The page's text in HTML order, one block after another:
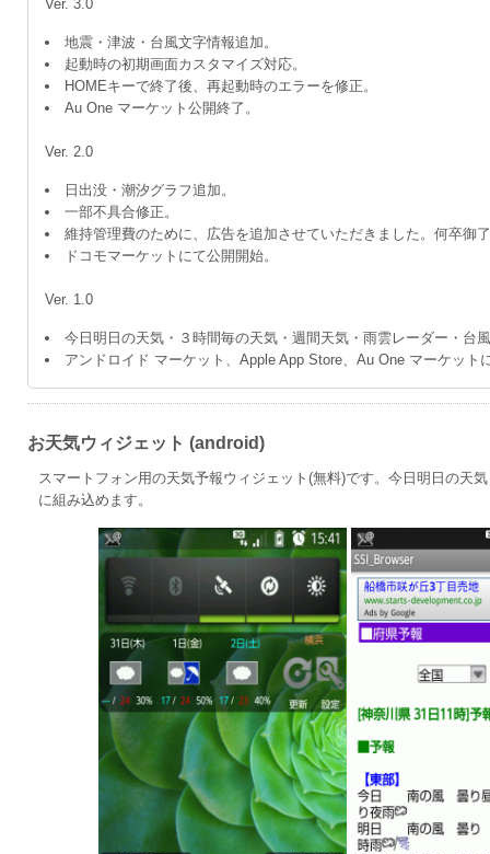
Ver. 3.0
地震・津波・台風文字情報追加。
起動時の初期画面カスタマイズ対応。
HOMEキーで終了後、再起動時のエラーを修正。
Au One マーケット公開終了。
Ver. 2.0
日出没・潮汐グラフ追加。
一部不具合修正。
維持管理費のために、広告を追加させていただきました。何卒御
ドコモマーケットにて公開開始。
Ver. 1.0
今日明日の天気・３時間毎の天気・週間天気・雨雲レーダー・台
アンドロイド マーケット、Apple App Store、Au One マーケット
お天気ウィジェット (android)
スマートフォン用の天気予報ウィジェット(無料)です。今日明日の天
に組み込めます。